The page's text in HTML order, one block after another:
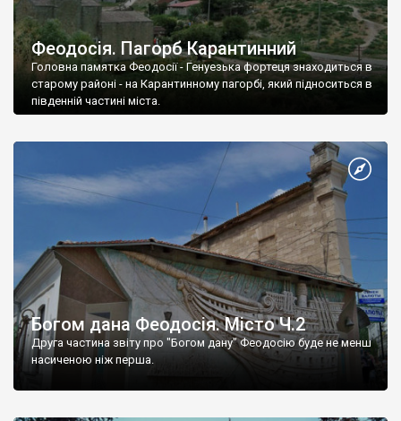
Феодосія. Пагорб Карантинний
Головна памятка Феодосії - Генуезька фортеця знаходиться в
старому районі - на Карантинному пагорбі, який підноситься в
південній частині міста.
Богом дана Феодосія. Місто Ч.2
Друга частина звіту про "Богом дану" Феодосію буде не менш
насиченою ніж перша.